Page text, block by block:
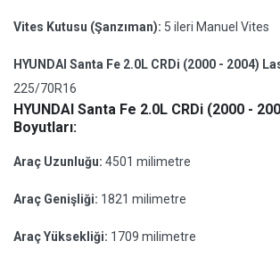
Vites Kutusu (Şanzıman): 5 ileri Manuel Vites
HYUNDAI Santa Fe 2.0L CRDi (2000 - 2004)
225/70R16
HYUNDAI Santa Fe 2.0L CRDi (2000 -
Boyutları:
Araç Uzunluğu: 4501 milimetre
Araç Genişliği: 1821 milimetre
Araç Yüksekliği: 1709 milimetre